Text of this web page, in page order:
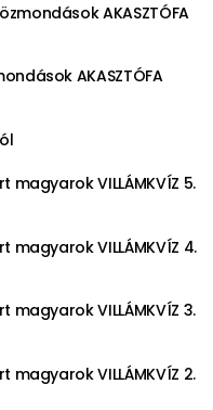
AKASZTÓFA
AKASZTÓFA
magyarok VILLÁMKVÍZ 5.
magyarok VILLÁMKVÍZ 4.
magyarok VILLÁMKVÍZ 3.
magyarok VILLÁMKVÍZ 2.